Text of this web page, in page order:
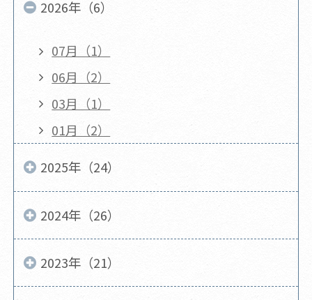
2026年（6）
07月（1）
06月（2）
03月（1）
01月（2）
2025年（24）
2024年（26）
2023年（21）